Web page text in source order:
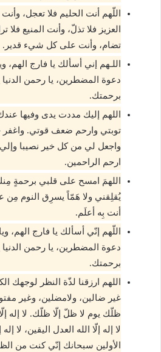
اللّهم أنت الحليم فلا تعجل،
العزيز فلا تذلّ، وأنت المنيع فلا
تضام، وأنت على كل شيء قدير.
اللـهم إني أسألك يا فارج
دعوة المضطرين، يا رحمن الدنيا
برحمتك.
اللهم إليك مددت يدى وفيها
توبتي وارحم ضعف قوتي. واغفر
واجعل لي من كل خير نصيبا
ارحم الراحمين.
اللهمَ امسح على قلبي برحمةٍ
يُقلِقني ولا هَمّاً يسرِق النوم مِن
أنت بِه أعلَم.
اللّهم إنّي أسألك يا فارج الهم،
دعوة المضطرين، يا رحمن الدنيا
برحمتك.
اللهم ارزقنا لذّة النظر لوجهك
غير ضالين، ولامضلين، وغير
ظلّك يوم لا ظلّ إلّا ظلّك. لا إله
لا إله إلّا الله العدل اليقين، لا إله
الأولين سبحانك إنّي كنت من